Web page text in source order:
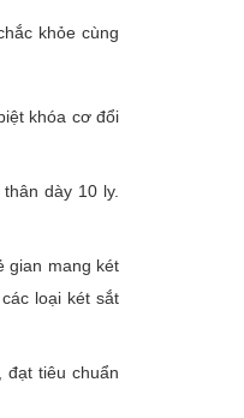
khỏe cùng
khóa cơ đổi
dày 10 ly.
gian mang két
loại két sắt
đạt tiêu chuẩn